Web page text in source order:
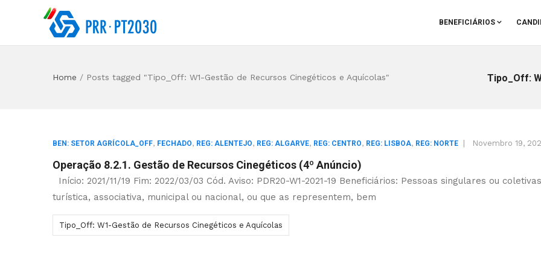
BENEFICIÁRIOS
Tipo_Off:
Home / Posts tagged "Tipo_Off: W1-Gestão de Recursos Cinegéticos e Aquícolas"
BEN: SETOR AGRÍCOLA_OFF, FECHADO, REG: ALENTEJO, REG: ALGARVE, REG: CENTRO, REG: LISBOA, REG: NORTE Novembro 19,
Operação 8.2.1. Gestão de Recursos Cinegéticos (4º Anúncio)
Início: 2021/11/19 Fim: 2022/03/03 Cód. Aviso: PDR20-W1-2021-19 Beneficiários: Pessoas singulares ou
turística, associativa, municipal ou nacional, ou que as representem, bem
Tipo_Off: W1-Gestão de Recursos Cinegéticos e Aquícolas